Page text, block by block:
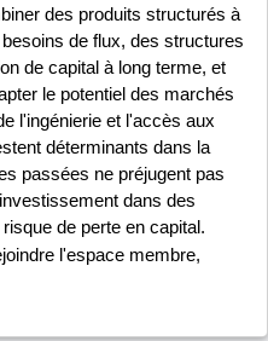
des produits structurés à
de flux, des structures
de capital à long terme, et
le potentiel des marchés
l'ingénierie et l'accès aux
déterminants dans la
passées ne préjugent pas
dans des
de perte en capital.